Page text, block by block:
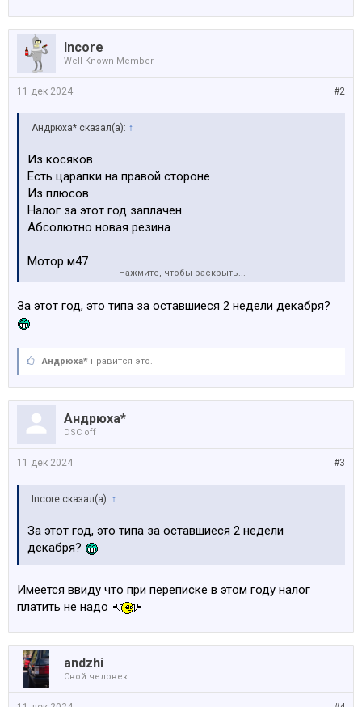
Incore
Well-Known Member
#2
11 дек 2024
Андрюха* сказал(а): ↑
Из косяков
Есть царапки на правой стороне
Из плюсов
Налог за этот год заплачен
Абсолютно новая резина
Мотор м47
290+
29975771
Посмотреть вложение 182807
Посмотреть вложение 182808
Посмотреть вложение 182809
Посмотреть вложение 182810
Посмотреть вложение 182811
Посмотреть вложение 182813
Посмотреть вложение 182814
Посмотреть вложение 182815
Нажмите, чтобы раскрыть...
За этот год, это типа за оставшиеся 2 недели декабря?
Андрюха* нравится это.
Андрюха*
DSC off
#3
11 дек 2024
Incore сказал(а): ↑
За этот год, это типа за оставшиеся 2 недели
декабря?
Имеется ввиду что при переписке в этом году налог
платить не надо
аndzhi
Свой человек